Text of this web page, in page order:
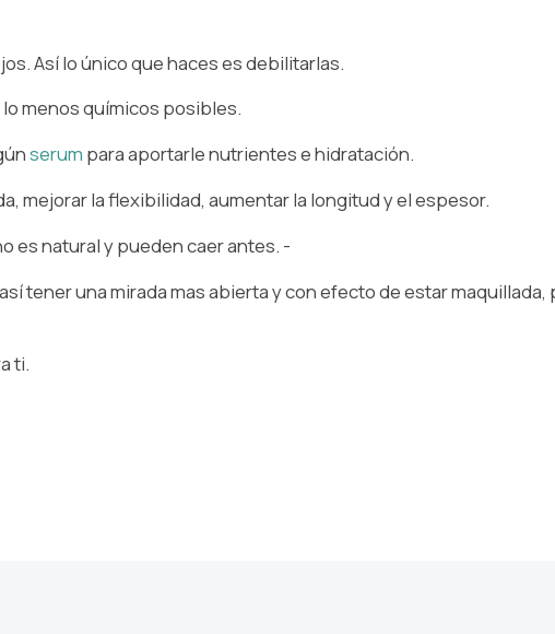
Así lo único que haces es debilitarlas.⁠
menos químicos posibles.⁠
serum para aportarle nutrientes e hidratación.⁠
mejorar la flexibilidad, aumentar la longitud y el espesor.⁠
es natural y pueden caer antes. ⁠-
tener una mirada mas abierta y con efecto de estar maquillada,
ti.⁠